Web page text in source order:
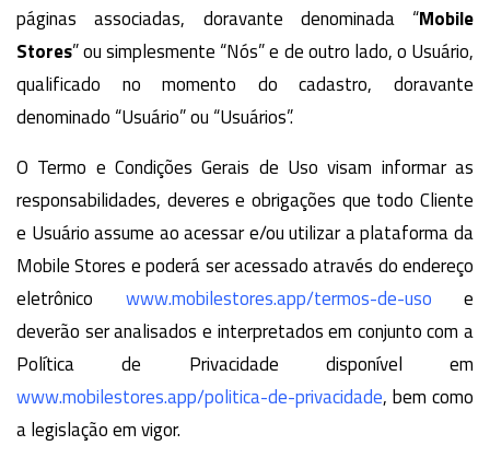
páginas associadas, doravante denominada “Mobile
Stores” ou simplesmente “Nós” e de outro lado, o Usuário,
qualificado no momento do cadastro, doravante
denominado “Usuário” ou “Usuários”.
O Termo e Condições Gerais de Uso visam informar as
responsabilidades, deveres e obrigações que todo Cliente
e Usuário assume ao acessar e/ou utilizar a plataforma da
Mobile Stores e poderá ser acessado através do endereço
eletrônico www.mobilestores.app/termos-de-uso e
deverão ser analisados e interpretados em conjunto com a
Política de Privacidade disponível em
www.mobilestores.app/politica-de-privacidade, bem como
a legislação em vigor.